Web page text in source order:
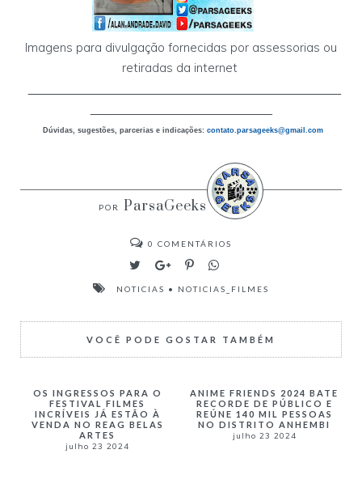
Imagens para divulgação fornecidas por assessorias ou
retiradas da internet
Dúvidas, sugestões, parcerias e indicações: contato.parsageeks@gmail.com
ParsaGeeks
0 COMENTÁRIOS
NOTICIAS • NOTICIAS_FILMES
VOCÊ PODE GOSTAR TAMBÉM
OS INGRESSOS PARA O
FESTIVAL FILMES
INCRÍVEIS JÁ ESTÃO À
VENDA NO REAG BELAS
ARTES
julho 23 2024
ANIME FRIENDS 2024 BATE
RECORDE DE PÚBLICO E
REÚNE 140 MIL PESSOAS
NO DISTRITO ANHEMBI
julho 23 2024